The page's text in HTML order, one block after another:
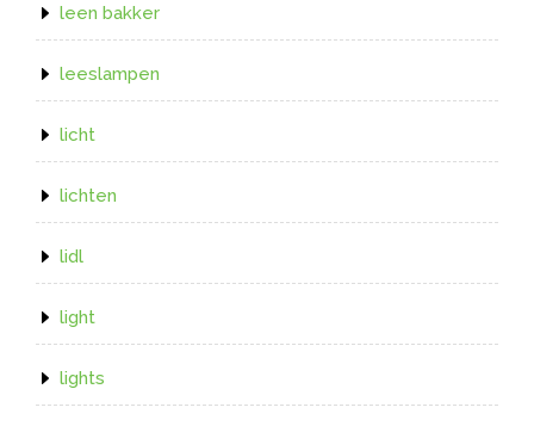
leen bakker
leeslampen
licht
lichten
lidl
light
lights